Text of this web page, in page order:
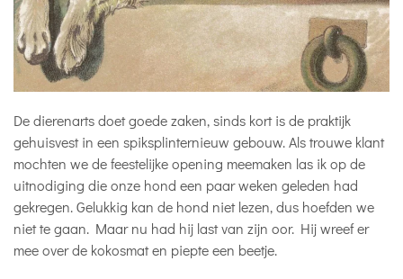
De dierenarts doet goede zaken, sinds kort is de praktijk
gehuisvest in een spiksplinternieuw gebouw. Als trouwe klant
mochten we de feestelijke opening meemaken las ik op de
uitnodiging die onze hond een paar weken geleden had
gekregen. Gelukkig kan de hond niet lezen, dus hoefden we
niet te gaan. Maar nu had hij last van zijn oor. Hij wreef er
mee over de kokosmat en piepte een beetje.